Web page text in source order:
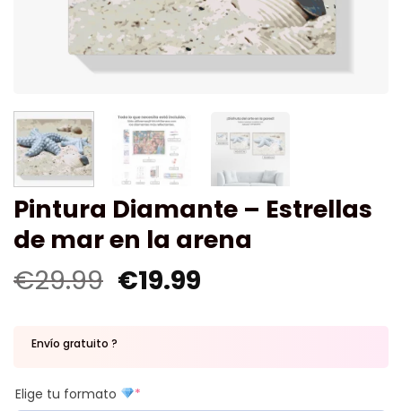
Pintura Diamante – Estrellas
de mar en la arena
€29.99 €19.99
Envío gratuito ?
Elige tu formato *